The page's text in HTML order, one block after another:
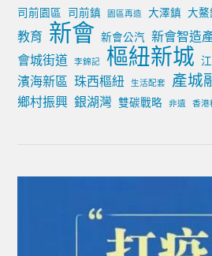
司前園區 司前鎮 園區再造 大澤鎮 大鰲
教育 新會 新會公汽 新會智造
會城街道 李錦記 樞紐新城
濱海新區 珠西樞紐 生活配套 產城
鄉村振興 銀湖灣 雙碳戰略 非遺 香港